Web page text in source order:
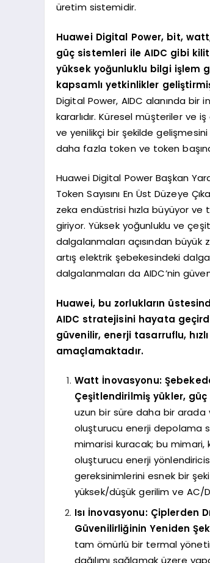
üretim sistemidir.
Huawei Digital Power, bit,
güç sistemleri ile AIDC gibi
yüksek yoğunluklu bilgi işlem
kapsamlı yetkinlikler
Digital Power, AIDC alanında
kararlıdır. Küresel müşteriler ve
ve yenilikçi bir şekilde
daha fazla token ve token
Huawei Digital Power Başkan
Token Sayısını En Üst Düzeye
zeka endüstrisi hızla büyüyor ve
giriyor. Yüksek yoğunluklu ve
dalgalanmaları açısından büyük
artış elektrik şebekesindeki
dalgalanmaları da AIDC’nin
Huawei, bu zorlukların
AIDC stratejisini hayata
güvenilir, enerji tasarruflu,
amaçlamaktadır.
Watt İnovasyonu:
Çeşitlendirilmiş yükler,
uzun bir süre daha bir
oluşturucu enerji depolama
mimarisi kuracak; bu
oluşturucu enerji
gereksinimlerini esnek bir
yüksek/düşük gerilim ve AC/
Isı İnovasyonu: Çiplerden
Güvenilirliğinin Yeniden
tam ömürlü bir termal
dağılımı sağlamak üzere